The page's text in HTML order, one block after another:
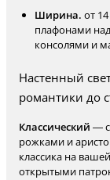
Ширина. от
плафонами
консолями и
Настенный
романтики до
Классический —
рожками и
классика на
открытыми